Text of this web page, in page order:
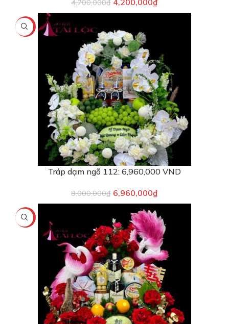
4,700,000₫
-13%
Tráp dạm ngõ 112: 6,960,000 VND
8,000,000₫ 6,960,000₫
-13%